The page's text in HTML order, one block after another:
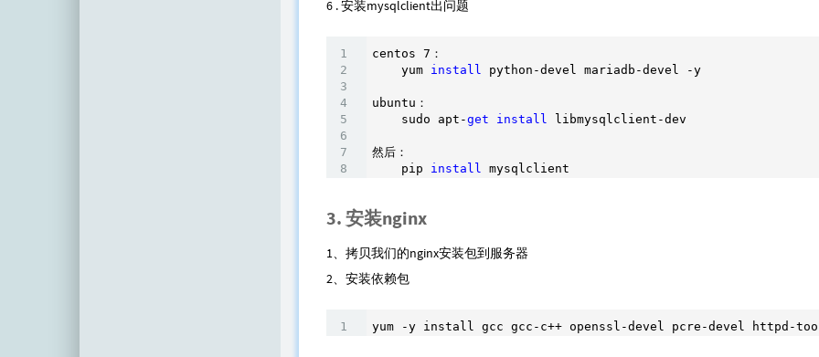
6 . 安装mysqlclient出问题
centos 7：
    yum
install python-devel mariadb-devel -y
ubuntu：
    sudo apt-
get install libmysqlclient-dev
然后：
    pip
install
3. 安装nginx
1、拷贝我们的nginx安装包到服务器
2、安装依赖包
yum -y install gcc gcc-c++ openssl-devel pcre-devel httpd-